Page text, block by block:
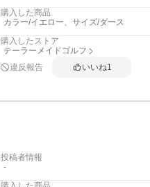
購入した商品
カラー/イエロー、サイズ/ダース
購入したストア
テーラーメイドゴルフ
違反報告
いいね1
投稿者情報
-